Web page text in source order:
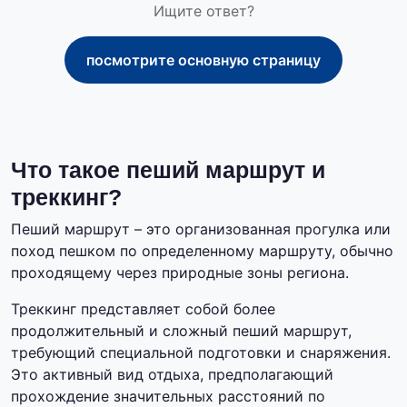
Ищите ответ?
посмотрите основную страницу
Что такое пеший маршрут и
треккинг?
Пеший маршрут – это организованная прогулка или
поход пешком по определенному маршруту, обычно
проходящему через природные зоны региона.
Треккинг представляет собой более
продолжительный и сложный пеший маршрут,
требующий специальной подготовки и снаряжения.
Это активный вид отдыха, предполагающий
прохождение значительных расстояний по